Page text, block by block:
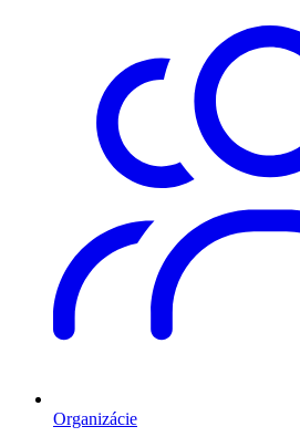
Organizácie